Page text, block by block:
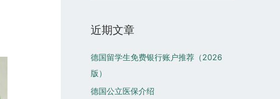
近期文章
德国留学生免费银行账户推荐（2026
版）
德国公立医保介绍